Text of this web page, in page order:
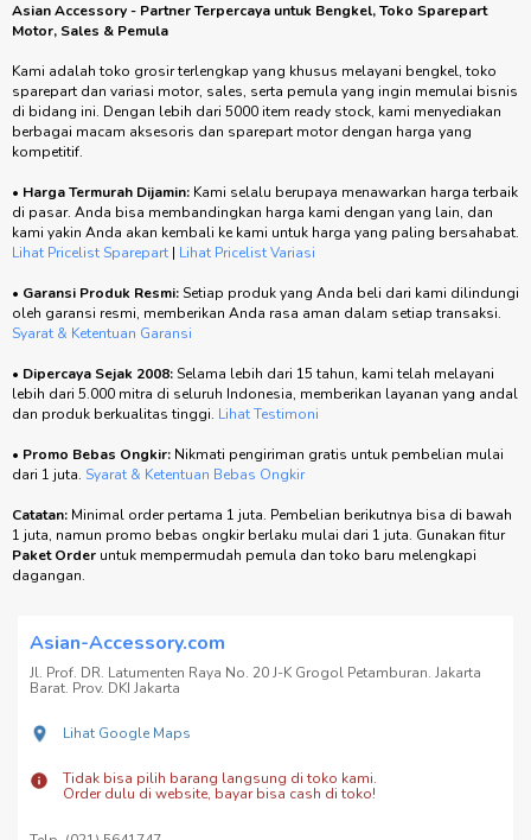
Asian Accessory - Partner Terpercaya untuk Bengkel, Toko Sparepart
Motor, Sales & Pemula
Kami adalah toko grosir terlengkap yang khusus melayani bengkel, toko
sparepart dan variasi motor, sales, serta pemula yang ingin memulai bisnis
di bidang ini. Dengan lebih dari 5000 item ready stock, kami menyediakan
berbagai macam aksesoris dan sparepart motor dengan harga yang
kompetitif.
• Harga Termurah Dijamin: Kami selalu berupaya menawarkan harga terbaik
di pasar. Anda bisa membandingkan harga kami dengan yang lain, dan
kami yakin Anda akan kembali ke kami untuk harga yang paling bersahabat.
Lihat Pricelist Sparepart | Lihat Pricelist Variasi
• Garansi Produk Resmi:Setiap produk yang Anda beli dari kami dilindungi
oleh garansi resmi, memberikan Anda rasa aman dalam setiap transaksi.
Syarat & Ketentuan Garansi
• Dipercaya Sejak 2008:Selama lebih dari 15 tahun, kami telah melayani
lebih dari 5.000 mitra di seluruh Indonesia, memberikan layanan yang andal
dan produk berkualitas tinggi. Lihat Testimoni
• Promo Bebas Ongkir: Nikmati pengiriman gratis untuk pembelian mulai
dari 1 juta. Syarat & Ketentuan Bebas Ongkir
Catatan: Minimal order pertama 1 juta. Pembelian berikutnya bisa di bawah
1 juta, namun promo bebas ongkir berlaku mulai dari 1 juta. Gunakan fitur
Paket Order untuk mempermudah pemula dan toko baru melengkapi
dagangan.
Asian-Accessory.com
Jl. Prof. DR. Latumenten Raya No. 20 J-K Grogol Petamburan. Jakarta
Barat. Prov. DKI Jakarta
Lihat Google Maps
Tidak bisa pilih barang langsung di toko kami.
Order dulu di website, bayar bisa cash di toko!